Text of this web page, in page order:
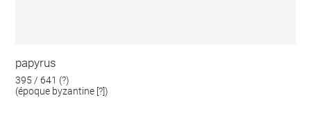
papyrus
395 / 641 (?)
(époque byzantine [?])